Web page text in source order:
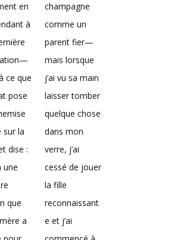
en
à
ce que
pose
sur la
dise :
une
que
a
champagne
comme un
parent fier—
mais lorsque
j’ai vu sa main
laisser tomber
quelque chose
dans mon
verre, j’ai
cessé de jouer
la fille
reconnaissant
e et j’ai